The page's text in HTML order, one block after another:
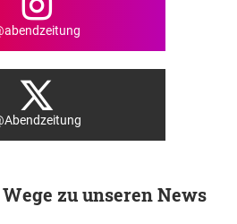
zu unseren News